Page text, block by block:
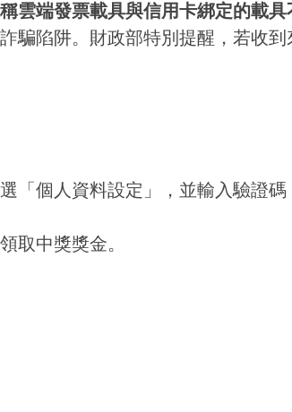
雲端發票載具與信用卡綁定的載具
騙陷阱。財政部特別提醒，若收
「個人資料設定」，並輸入驗證碼
取中獎獎金。